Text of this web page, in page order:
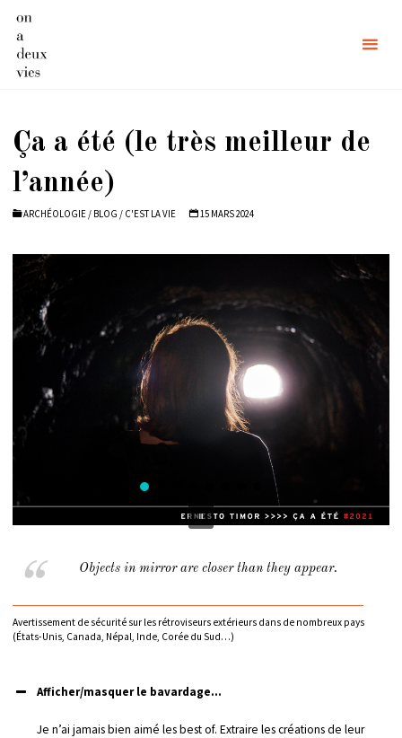
content
Ça a été (le très meilleur de
l’année)
ARCHÉOLOGIE / BLOG / C'EST LA VIE 15 MARS 2024
Objects in mirror are closer than they appear.
Avertissement de sécurité sur les rétroviseurs extérieurs dans de nombreux pays
(États-Unis, Canada, Népal, Inde, Corée du Sud…)
Afficher/masquer le bavardage...
Je n’ai jamais bien aimé les best of. Extraire les créations de leur